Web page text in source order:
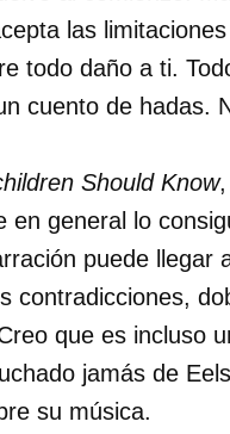
las
todo daño a ti.
cuento de hadas.
Should Know
en general lo
puede llegar
contradicciones,
que es incluso
jamás de
su música.